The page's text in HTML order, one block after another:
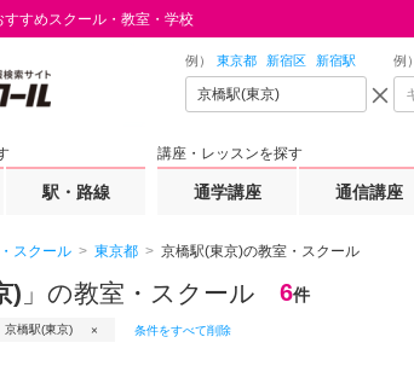
すめスクール・教室・学校
例） 東京都 新宿区 新宿駅 例）
駅・路線
講座・レッスンを探す
通学講座 通信講座
スクール 東京都 京橋駅(東京)の教室・スクール
) 」の教室・スクール 6件
京橋駅(東京) 条件をすべて削除